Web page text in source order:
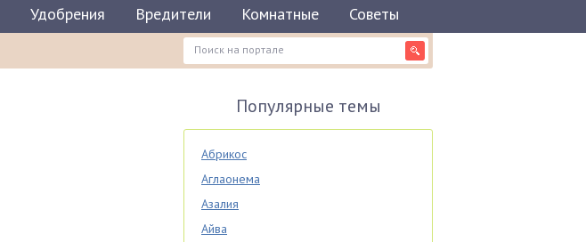
Удобрения Вредители Комнатные Советы
Популярные темы
Абрикос
Аглаонема
Азалия
Айва